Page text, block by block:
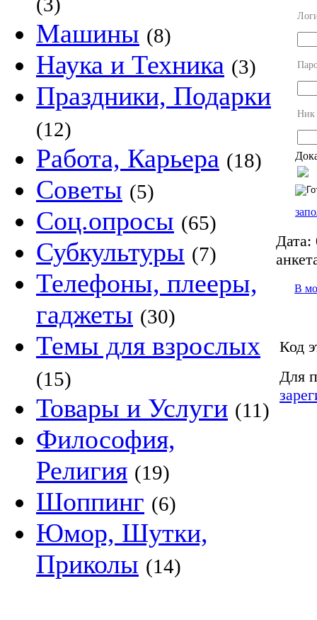
Машины (8)
Наука и Техника (3)
Праздники, Подарки
(12)
Работа, Карьера (18)
Советы (5)
Соц.опросы (65)
Субкультуры (7)
Телефоны, плееры,
гаджеты (30)
Темы для взрослых
(15)
Товары и Услуги (11)
Философия,
Религия (19)
Шоппинг (6)
Юмор, Шутки,
Приколы (14)
Ник
Дата:
В
Код
Для